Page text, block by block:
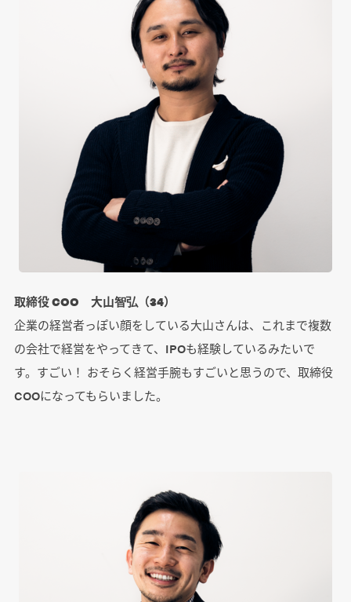
取締役 COO 大山智弘（34）
企業の経営者っぽい顔をしている大山さんは、これまで複数
の会社で経営をやってきて、IPOも経験しているみたいで
す。すごい！ おそらく経営手腕もすごいと思うので、取締役
COOになってもらいました。